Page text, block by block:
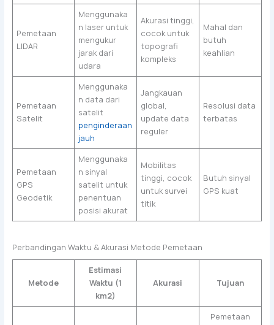
Pemetaan
LIDAR
Menggunaka
n laser untuk
mengukur
jarak dari
udara
Akurasi tinggi,
cocok untuk
topografi
kompleks
Mahal dan
butuh
keahlian
Pemetaan
Satelit
Menggunaka
n data dari
satelit
penginderaan
jauh
Jangkauan
global,
update data
reguler
Resolusi data
terbatas
Pemetaan
GPS
Geodetik
Menggunaka
n sinyal
satelit untuk
penentuan
posisi akurat
Mobilitas
tinggi, cocok
untuk survei
titik
Butuh sinyal
GPS kuat
Perbandingan Waktu & Akurasi Metode Pemetaan
Metode
Estimasi
Waktu (1
km2)
Akurasi Tujuan
Pemetaan